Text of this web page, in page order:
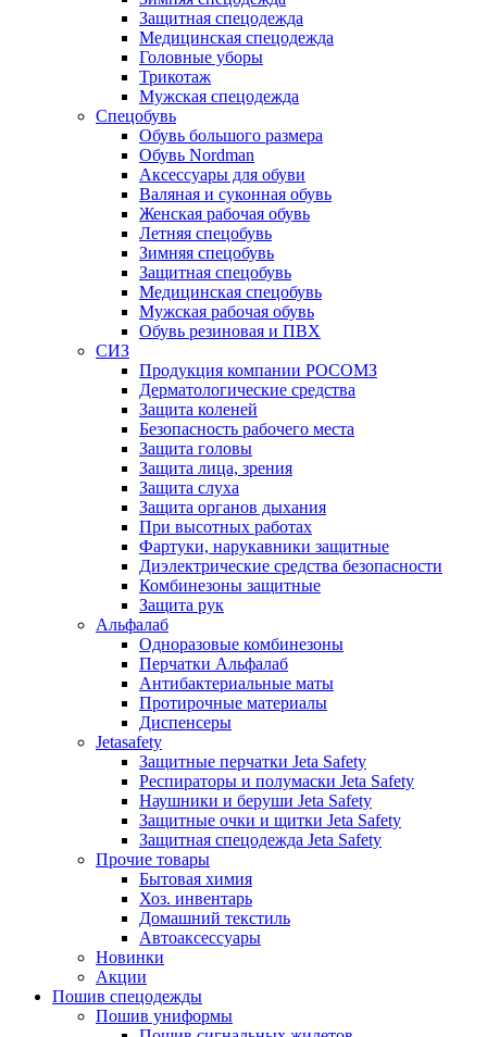
Защитная спецодежда
Медицинская спецодежда
Головные уборы
Трикотаж
Мужская спецодежда
Спецобувь
Обувь большого размера
Обувь Nordman
Аксессуары для обуви
Валяная и суконная обувь
Женская рабочая обувь
Летняя спецобувь
Зимняя спецобувь
Защитная спецобувь
Медицинская спецобувь
Мужская рабочая обувь
Обувь резиновая и ПВХ
СИЗ
Продукция компании РОСОМЗ
Дерматологические средства
Защита коленей
Безопасность рабочего места
Защита головы
Защита лица, зрения
Защита слуха
Защита органов дыхания
При высотных работах
Фартуки, нарукавники защитные
Диэлектрические средства безопасности
Комбинезоны защитные
Защита рук
Альфалаб
Одноразовые комбинезоны
Перчатки Альфалаб
Антибактериальные маты
Протирочные материалы
Диспенсеры
Jetasafety
Защитные перчатки Jeta Safety
Респираторы и полумаски Jeta Safety
Наушники и беруши Jeta Safety
Защитные очки и щитки Jeta Safety
Защитная спецодежда Jeta Safety
Прочие товары
Бытовая химия
Хоз. инвентарь
Домашний текстиль
Автоаксессуары
Новинки
Акции
Пошив спецодежды
Пошив униформы